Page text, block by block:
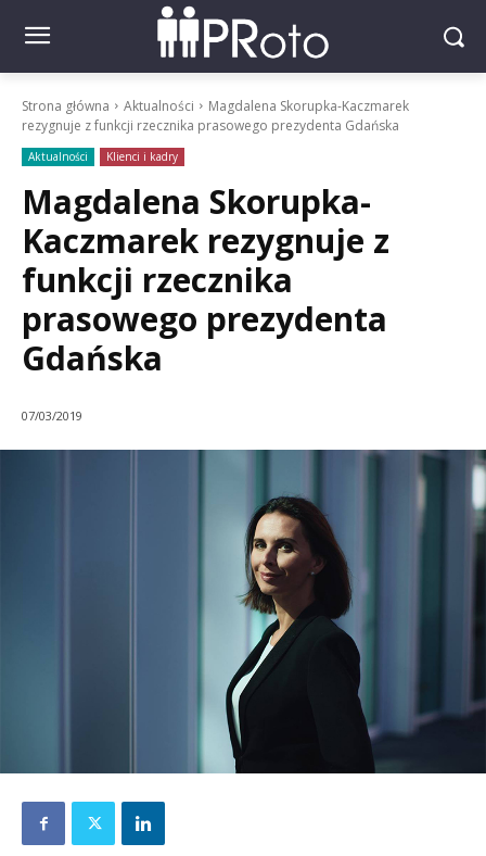
Strona główna Aktualności
Magdalena Skorupka-Kaczmarek
rezygnuje z funkcji rzecznika prasowego prezydenta Gdańska
Aktualności Klienci i kadry
Magdalena Skorupka-
Kaczmarek rezygnuje z
funkcji rzecznika
prasowego prezydenta
Gdańska
07/03/2019